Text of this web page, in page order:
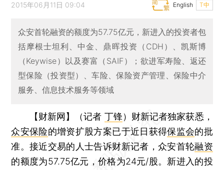
2015年06月11日 09:04 T中
English
众安首轮融资的额度为57.75亿元，新进入的投资者包
括摩根士坦利、中金、鼎晖投资（CDH）、凯斯博
（Keywise）以及赛富（SAIF）；欲进军寿险、返还
型保险（投资型）、车险、保险资产管理、保险中介
服务、信息技术服务等领域
【财新网】（记者 丁锋） 财新记者独家获悉，
众安保险的增资扩股方案已于近日获得保监会的批
准。接近交易的人士告诉财新记者，众安首轮融资
的额度为57.75亿元，价格为24元/股。新进入的投